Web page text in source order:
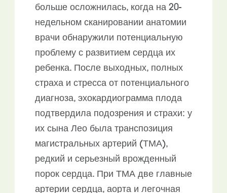
больше осложнилась, когда на 20-
недельном сканировании анатомии
врачи обнаружили потенциальную
проблему с развитием сердца их
ребенка. После выходных, полных
страха и стресса от потенциального
диагноза, эхокардиограмма плода
подтвердила подозрения и страхи: у
их сына Лео была транспозиция
магистральных артерий (ТМА),
редкий и серьезный врожденный
порок сердца. При ТМА две главные
артерии сердца, аорта и легочная